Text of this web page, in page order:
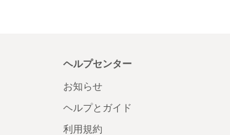
ヘルプセンター
お知らせ
ヘルプとガイド
利用規約